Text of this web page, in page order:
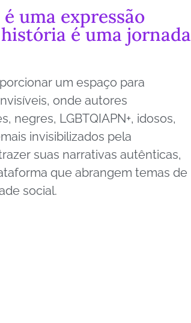
uma expressão
é uma jornada
um espaço para
onde autores
negres, LGBTQIAPN+, idosos,
invisibilizados pela
suas narrativas autênticas,
que abrangem temas de
social.